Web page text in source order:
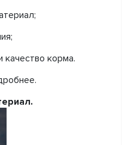
качество корма.